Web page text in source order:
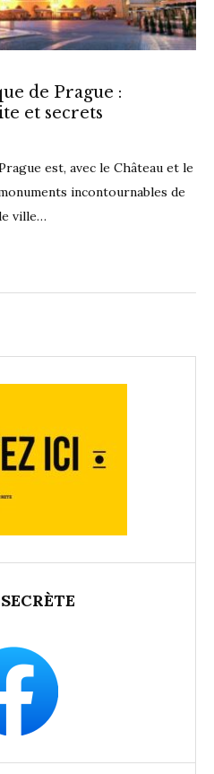
de Prague :
et secrets
est, avec le Château et le
incontournables de
ville…